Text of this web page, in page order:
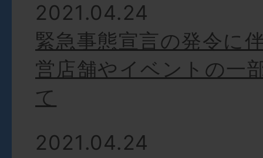
2021.04.24
緊急事態宣言の発令に
営店舗やイベントの一
て
2021.04.24